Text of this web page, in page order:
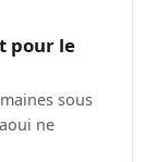
pour le
sous
ne